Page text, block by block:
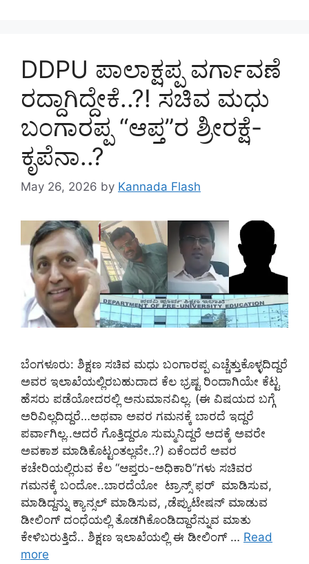
DDPU ಪಾಲಾಕ್ಷಪ್ಪ ವರ್ಗಾವಣೆ
ರದ್ದಾಗಿದ್ದೇಕೆ..?! ಸಚಿವ ಮಧು
ಬಂಗಾರಪ್ಪ “ಆಪ್ತ”ರ ಶ್ರೀರಕ್ಷೆ-
ಕೃಪೆನಾ..?
May 26, 2026 by Kannada Flash
ಬೆಂಗಳೂರು: ಶಿಕ್ಷಣ ಸಚಿವ ಮಧು ಬಂಗಾರಪ್ಪ ಎಚ್ಚೆತ್ತುಕೊಳ್ಳದಿದ್ದರೆ
ಅವರ ಇಲಾಖೆಯಲ್ಲಿರಬಹುದಾದ ಕೆಲ ಭ್ರಷ್ಟ ರಿಂದಾಗಿಯೇ ಕೆಟ್ಟ
ಹೆಸರು ಪಡೆಯೋದರಲ್ಲಿ ಅನುಮಾನವಿಲ್ಲ. (ಈ ವಿಷಯದ ಬಗ್ಗೆ
ಅರಿವಿಲ್ಲದಿದ್ದರೆ…ಅಥವಾ ಅವರ ಗಮನಕ್ಕೆ ಬಾರದೆ ಇದ್ದರೆ
ಪರ್ವಾಗಿಲ್ಲ..ಆದರೆ ಗೊತ್ತಿದ್ದರೂ ಸುಮ್ಮನಿದ್ದರೆ ಅದಕ್ಕೆ ಅವರೇ
ಅವಕಾಶ ಮಾಡಿಕೊಟ್ಟಂತಲ್ಲವೇ..?) ಏಕೆಂದರೆ ಅವರ
ಕಚೇರಿಯಲ್ಲಿರುವ ಕೆಲ “ಆಪ್ತರು-ಅಧಿಕಾರಿ”ಗಳು ಸಚಿವರ
ಗಮನಕ್ಕೆ ಬಂದೋ..ಬಾರದೆಯೋ ಟ್ರಾನ್ಸ್‌ ಫರ್‌‌ ಮಾಡಿಸುವ,
ಮಾಡಿದ್ದನ್ನು ಕ್ಯಾನ್ಸಲ್‌ ಮಾಡಿಸುವ, ,ಡೆಪ್ಯುಟೇಷನ್ ಮಾಡುವ
ಡೀಲಿಂಗ್‌ ದಂಧೆಯಲ್ಲಿ ತೊಡಗಿಕೊಂಡಿದ್ದಾರೆನ್ನುವ ಮಾತು
ಕೇಳಿಬರುತ್ತಿದೆ.. ಶಿಕ್ಷಣ ಇಲಾಖೆಯಲ್ಲಿ ಈ ಡೀಲಿಂಗ್‌ … Read
more